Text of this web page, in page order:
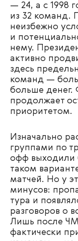
— 24, а с 1998
из 32 команд.
неизбежно
и
нему.
активно
здесь
команд —
больше денег.
продолжает
приоритетом.
Изначально
группами по
офф выходили
таком
матчей. Но у
минусов:
тура и
разговоров о
Лишь после
фактически